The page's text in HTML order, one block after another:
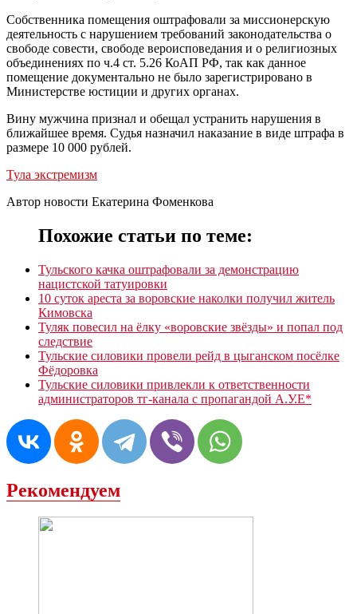
Собственника помещения оштрафовали за миссионерскую
деятельность с нарушением требований законодательства о
свободе совести, свободе вероисповедания и о религиозных
объединениях по ч.4 ст. 5.26 КоАП РФ, так как данное
помещение документально не было зарегистрировано в
Министерстве юстиции и других органах.
Вину мужчина признал и обещал устранить нарушения в
ближайшее время. Судья назначил наказание в виде штрафа в
размере 10 000 рублей.
Тула экстремизм
Автор новости Екатерина Фоменкова
Похожие статьи по теме:
Тульского качка оштрафовали за демонстрацию
нацистской татуировки
10 суток ареста за воровские наколки получил житель
Кимовска
Туляк повесил на ёлку «воровские звёзды» и попал под
следствие
Тульские силовики провели рейд в цыганском посёлке
Фёдоровка
Тульские силовики привлекли к ответственности
администраторов тг-канала с пропагандой А.У.Е*
Рекомендуем